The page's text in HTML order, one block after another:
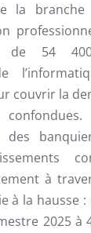
la branche
54 400
couvrir la
des
à
à la hausse :
2025 à